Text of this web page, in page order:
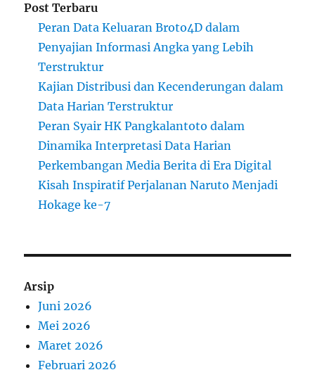
Post Terbaru
Peran Data Keluaran Broto4D dalam
Penyajian Informasi Angka yang Lebih
Terstruktur
Kajian Distribusi dan Kecenderungan dalam
Data Harian Terstruktur
Peran Syair HK Pangkalantoto dalam
Dinamika Interpretasi Data Harian
Perkembangan Media Berita di Era Digital
Kisah Inspiratif Perjalanan Naruto Menjadi
Hokage ke-7
Arsip
Juni 2026
Mei 2026
Maret 2026
Februari 2026